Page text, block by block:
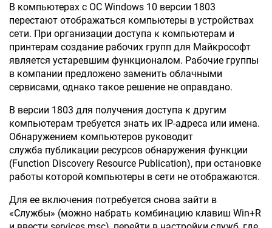
В компьютерах с ОС Windows 10 версии 1803
перестают отображаться компьютеры в устройствах
сети. При организации доступа к компьютерам и
принтерам создание рабочих групп для Майкрософт
является устаревшим функционалом. Рабочие группы
в компании предложено заменить облачными
сервисами, однако такое решение не оправдано.
В версии 1803 для получения доступа к другим
компьютерам требуется знать их IP-адреса или имена.
Обнаружением компьютеров руководит
служба публикации ресурсов обнаружения функции
(Function Discovery Resource Publication), при остановке
работы которой компьютеры в сети не отображаются.
Для ее включения потребуется снова зайти в
«Службы» (можно набрать комбинацию клавиш Win+R